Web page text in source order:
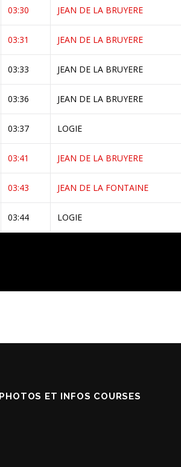
03:30 JEAN DE LA BRUYERE
03:31 JEAN DE LA BRUYERE
03:33 JEAN DE LA BRUYERE
03:36 JEAN DE LA BRUYERE
03:37 LOGIE
03:41 JEAN DE LA BRUYERE
03:43 JEAN DE LA FONTAINE
03:44 LOGIE
ET INFOS COURSES